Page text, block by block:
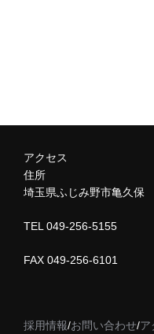
アクセス
住所
埼玉県ふじみ野市亀久保
TEL 049-256-5155
FAX 049-256-6101
採用情報/お問い合わせ/ア